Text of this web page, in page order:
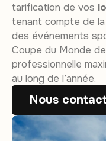
tarification de vos
tenant compte de
des événements
Coupe du Monde
professionnelle
au long de l’année.
Nous